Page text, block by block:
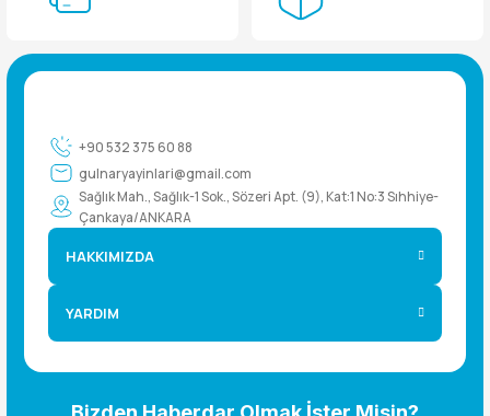
+90 532 375 60 88
gulnaryayinlari@gmail.com
Sağlık Mah., Sağlık-1 Sok., Sözeri Apt. (9), Kat:1 No:3 Sıhhiye-
Çankaya/ANKARA
HAKKIMIZDA
YARDIM